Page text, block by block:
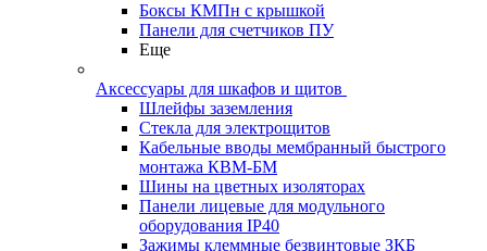
Боксы КМПн с крышкой
Панели для счетчиков ПУ
Еще
Аксессуары для шкафов и щитов
Шлейфы заземления
Стекла для электрощитов
Кабельные вводы мембранный быстрого
монтажа КВМ-БМ
Шины на цветных изоляторах
Панели лицевые для модульного
оборудования IP40
Зажимы клеммные безвинтовые ЗКБ